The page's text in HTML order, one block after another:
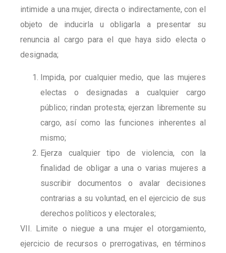
intimide a una mujer, directa o indirectamente, con el
objeto de inducirla u obligarla a presentar su
renuncia al cargo para el que haya sido electa o
designada;
Impida, por cualquier medio, que las mujeres
electas o designadas a cualquier cargo
público; rindan protesta; ejerzan libremente su
cargo, así como las funciones inherentes al
mismo;
Ejerza cualquier tipo de violencia, con la
finalidad de obligar a una o varias mujeres a
suscribir documentos o avalar decisiones
contrarias a su voluntad, en el ejercicio de sus
derechos políticos y electorales;
VII. Limite o niegue a una mujer el otorgamiento,
ejercicio de recursos o prerrogativas, en términos